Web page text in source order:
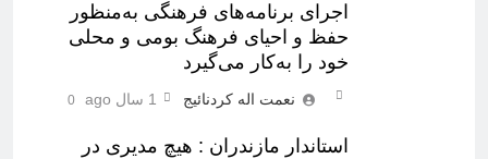
اجرای برنامه‌های فرهنگی به‌منظور
حفظ و احیای فرهنگ بومی و محلی
خود را به‌کار می‌گیرد
نعمت اله کردنائیج 1 سال ago 0
استاندار مازندران : هیچ مدیری در